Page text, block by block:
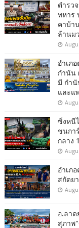
ตำรว
ทหาร
คาบ้า
ล้านม
อำเภ
กำนัน
มี กำ
และแ
ซิ่งหนี
ชนกา
กลาง
อำเภ
สกัดย
อ.ลา
สุภาพ"